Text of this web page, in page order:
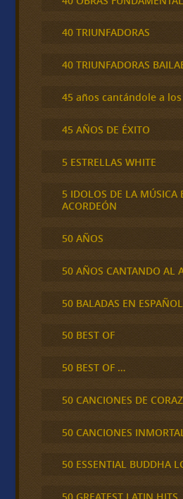
40 TRIUNFADORAS
40 TRIUNFADORAS
45 años cantándole a
45 AÑOS DE ÉXITO
5 ESTRELLAS WHITE
5 IDOLOS DE LA MÚSICA
ACORDEÓN
50 AÑOS
50 AÑOS CANTANDO AL
50 BALADAS EN ESPAÑOL
50 BEST OF
50 BEST OF …
50 CANCIONES DE
50 CANCIONES
50 ESSENTIAL BUDDHA